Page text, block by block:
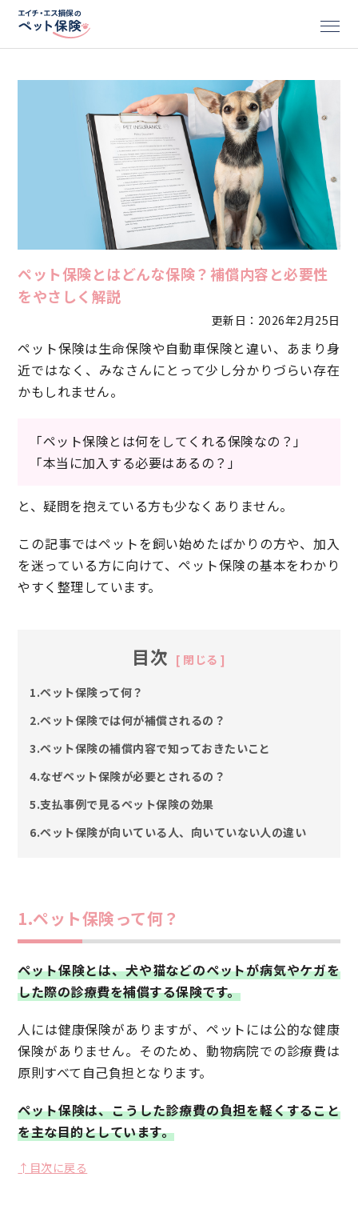
ペット保険とはどんな保険？補償内容と必要性
をやさしく解説
更新日：2026年2月25日
ペット保険は生命保険や自動車保険と違い、あまり身
近ではなく、みなさんにとって少し分かりづらい存在
かもしれません。
「ペット保険とは何をしてくれる保険なの？」
「本当に加入する必要はあるの？」
と、疑問を抱えている方も少なくありません。
この記事ではペットを飼い始めたばかりの方や、加入
を迷っている方に向けて、ペット保険の基本をわかり
やすく整理しています。
目次
1.ペット保険って何？
2.ペット保険では何が補償されるの？
3.ペット保険の補償内容で知っておきたいこと
4.なぜペット保険が必要とされるの？
5.支払事例で見るペット保険の効果
6.ペット保険が向いている人、向いていない人の違い
1.ペット保険って何？
ペット保険とは、犬や猫などのペットが病気やケガを
した際の診療費を補償する保険です。
人には健康保険がありますが、ペットには公的な健康
保険がありません。そのため、動物病院での診療費は
原則すべて自己負担となります。
ペット保険は、こうした診療費の負担を軽くすること
を主な目的としています。
↑目次に戻る